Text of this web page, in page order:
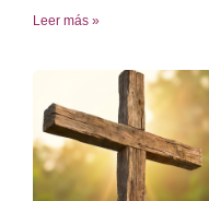
Leer más »